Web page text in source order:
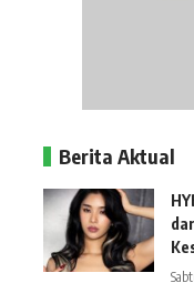
Berita Aktual